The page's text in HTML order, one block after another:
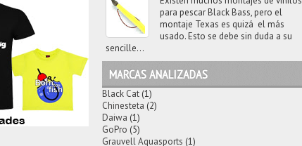
para pescar Black Bass, pero el
montaje Texas es quizá el más
usado. Esto se debe sin duda a su
sencille...
MARCAS ANALIZADAS
Black Cat (1)
Chinesteta (2)
Daiwa (1)
GoPro (5)
Grauvell Aquasports (1)